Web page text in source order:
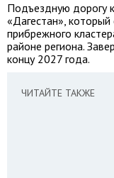
Подъездную дорогу
«Дагестан», который
прибрежного
районе региона.
концу 2027 года.
ЧИТАЙТЕ ТАКЖЕ